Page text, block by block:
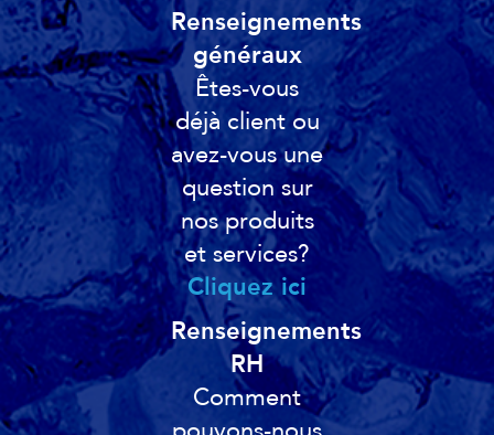
Renseignements
généraux
Êtes-vous
déjà client ou
avez-vous une
question sur
nos produits
et services?
Cliquez ici
Renseignements
RH
Comment